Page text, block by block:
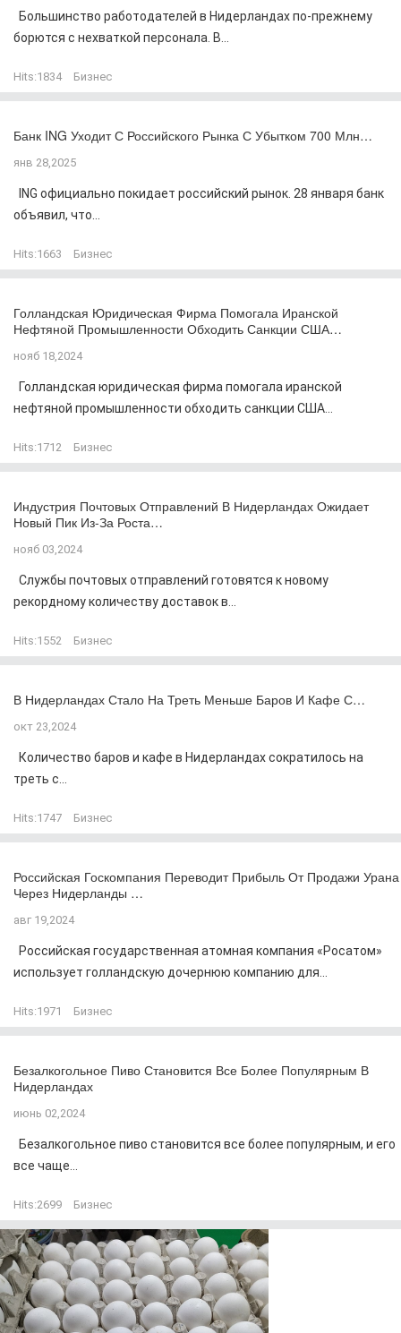
Большинство работодателей в Нидерландах по-прежнему
борются с нехваткой персонала. В...
Hits:1834 Бизнес
Банк ING Уходит С Российского Рынка С Убытком 700 Млн…
янв 28,2025
ING официально покидает российский рынок. 28 января банк
объявил, что...
Hits:1663 Бизнес
Голландская Юридическая Фирма Помогала Иранской
Нефтяной Промышленности Обходить Санкции США…
нояб 18,2024
Голландская юридическая фирма помогала иранской
нефтяной промышленности обходить санкции США...
Hits:1712 Бизнес
Индустрия Почтовых Отправлений В Нидерландах Ожидает
Новый Пик Из-За Роста…
нояб 03,2024
Службы почтовых отправлений готовятся к новому
рекордному количеству доставок в...
Hits:1552 Бизнес
В Нидерландах Стало На Треть Меньше Баров И Кафе С…
окт 23,2024
Количество баров и кафе в Нидерландах сократилось на
треть с...
Hits:1747 Бизнес
Российская Госкомпания Переводит Прибыль От Продажи Урана
Через Нидерланды …
авг 19,2024
Российская государственная атомная компания «Росатом»
использует голландскую дочернюю компанию для...
Hits:1971 Бизнес
Безалкогольное Пиво Становится Все Более Популярным В
Нидерландах
июнь 02,2024
Безалкогольное пиво становится все более популярным, и его
все чаще...
Hits:2699 Бизнес